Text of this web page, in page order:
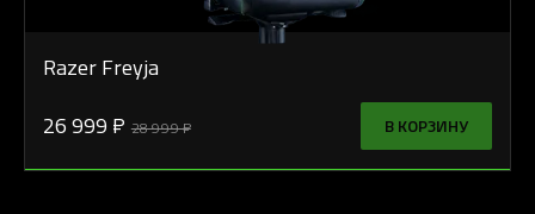
Razer Freyja
26 999 ₽ 28 999 ₽ В КОРЗИНУ